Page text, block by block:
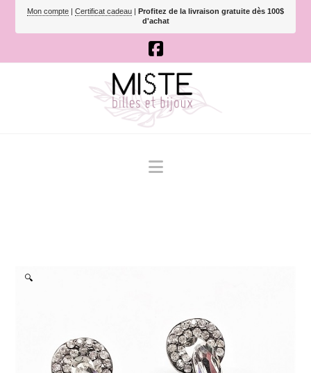
Mon compte | Certificat cadeau | Profitez de la livraison gratuite dès 100$
d'achat
Navigation
🔍